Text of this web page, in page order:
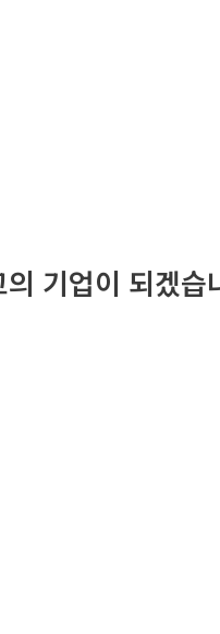
기업이 되겠습